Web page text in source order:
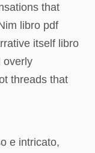
that
libro pdf
itself libro
overly
threads that
e intricato,